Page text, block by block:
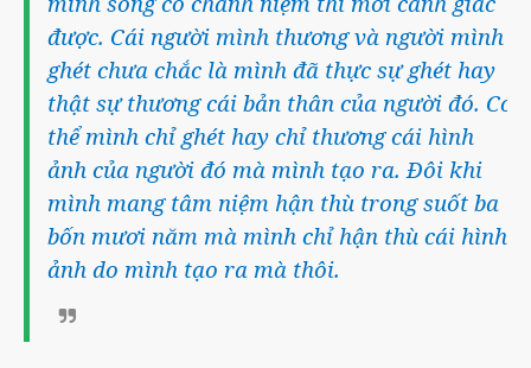
được. Cái người mình thương và người mình
ghét chưa chắc là mình đã thực sự ghét hay
thật sự thương cái bản thân của người đó. Có
thể mình chỉ ghét hay chỉ thương cái hình
ảnh của người đó mà mình tạo ra. Đôi khi
mình mang tâm niệm hận thù trong suốt ba
bốn mươi năm mà mình chỉ hận thù cái hình
ảnh do mình tạo ra mà thôi.